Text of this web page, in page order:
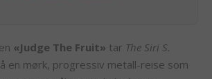
«Judge The Fruit» tar The Siri S.
en mørk, progressiv metall-reise som